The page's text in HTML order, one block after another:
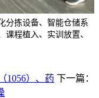
分拣设备、智能仓储系
程植入、实训放置、
1056）、药 下一篇：